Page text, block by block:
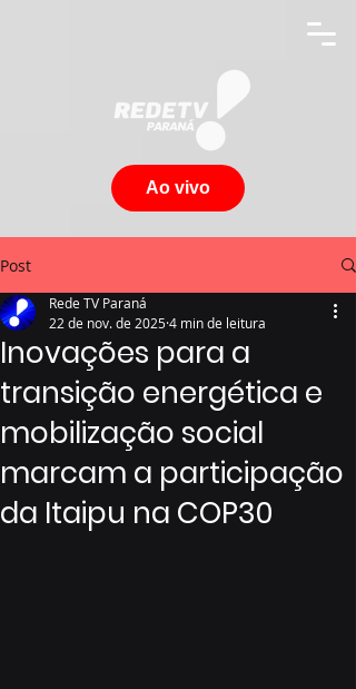
Ao vivo
Post
Inovações para a
transição energética e
mobilização social
marcam a participação
da Itaipu na COP30
Rede TV Paraná
22 de nov. de 20254 min de leitura